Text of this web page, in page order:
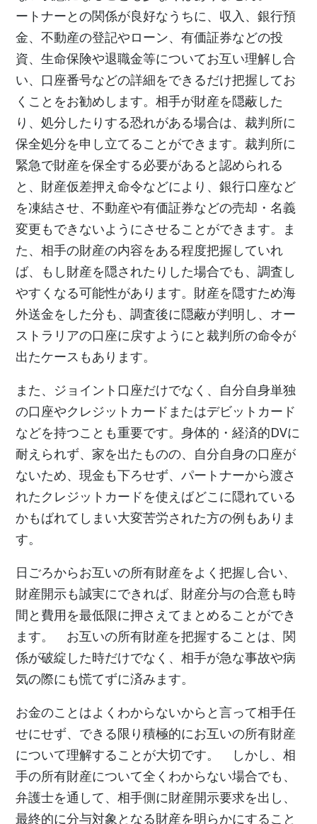
ートナーとの関係が良好なうちに、収入、銀行預
金、不動産の登記やローン、有価証券などの投
資、生命保険や退職金等についてお互い理解し合
い、口座番号などの詳細をできるだけ把握してお
くことをお勧めします。相手が財産を隠蔽した
り、処分したりする恐れがある場合は、裁判所に
保全処分を申し立てることができます。裁判所に
緊急で財産を保全する必要があると認められる
と、財産仮差押え命令などにより、銀行口座など
を凍結させ、不動産や有価証券などの売却・名義
変更もできないようにさせることができます。ま
た、相手の財産の内容をある程度把握していれ
ば、もし財産を隠されたりした場合でも、調査し
やすくなる可能性があります。財産を隠すため海
外送金をした分も、調査後に隠蔽が判明し、オー
ストラリアの口座に戻すようにと裁判所の命令が
出たケースもあります。
また、ジョイント口座だけでなく、自分自身単独
の口座やクレジットカードまたはデビットカード
などを持つことも重要です。身体的・経済的DVに
耐えられず、家を出たものの、自分自身の口座が
ないため、現金も下ろせず、パートナーから渡さ
れたクレジットカードを使えばどこに隠れている
かもばれてしまい大変苦労された方の例もありま
す。
日ごろからお互いの所有財産をよく把握し合い、
財産開示も誠実にできれば、財産分与の合意も時
間と費用を最低限に押さえてまとめることができ
ます。 お互いの所有財産を把握することは、関
係が破綻した時だけでなく、相手が急な事故や病
気の際にも慌てずに済みます。
お金のことはよくわからないからと言って相手任
せにせず、できる限り積極的にお互いの所有財産
について理解することが大切です。 しかし、相
手の所有財産について全くわからない場合でも、
弁護士を通して、相手側に財産開示要求を出し、
最終的に分与対象となる財産を明らかにすること